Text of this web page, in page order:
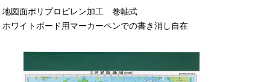
地図面ポリプロピレン加工 巻軸式
ホワイトボード用マーカーペンでの書き消し自在